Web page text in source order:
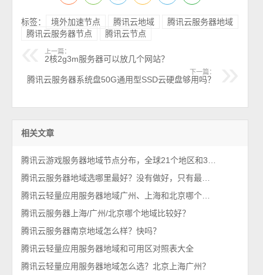
标签： 境外加速节点 腾讯云地域
腾讯云服务器地域
腾讯云服务器节点
腾讯云节点
上一篇：
2核2g3m服务器可以放几个网站？
下一篇：
腾讯云服务器系统盘50G通用型SSD云硬盘够用吗？
相关文章
腾讯云服务器上海/广州/北京哪个地域比较好？
腾讯云服务器南京地域怎么样？快吗？
腾讯云轻量应用服务器地域和可用区对照表大全
腾讯云轻量应用服务器地域怎么选？北京上海广州？